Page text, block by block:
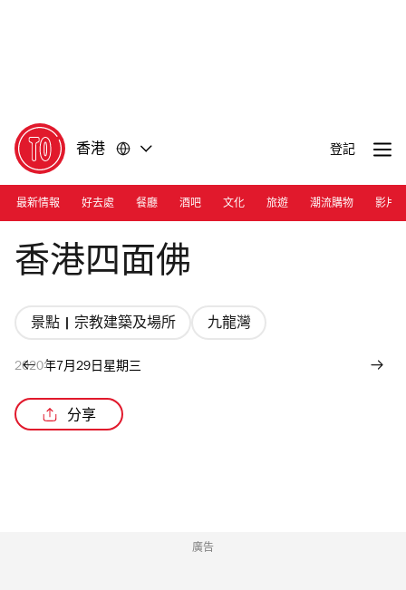
香港 登記
最新情報 好去處 餐廳 酒吧 文化 旅遊 潮流購物 影片
Photograph: Courtesy Hong Kong Brahma Shrine
香港四面佛
景點 | 宗教建築及場所 九龍灣
2020年7月29日星期三
分享
廣告